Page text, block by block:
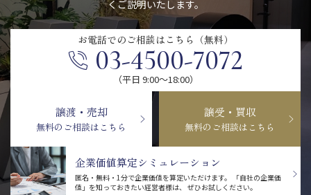
くご説明いたします。
お電話での ご相談はこちら（無料）
03-4500-7072
（平日 9:00〜18:00）
譲渡・売却
無料のご相談はこちら
譲受・買収
無料のご相談はこちら
企業価値算定シミュレーション
匿名・無料・1分で企業価値を算定いただけます。
「自社の企業価
値」を知っておきたい経営者様は、 ぜひお試しください。